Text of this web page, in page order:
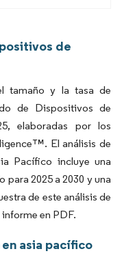
de
tamaño y la tasa de
de Dispositivos de
elaboradas por los
El análisis de
Pacífico incluye una
2025 a 2030 y una
de este análisis de
en PDF.
asia pacífico